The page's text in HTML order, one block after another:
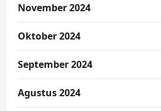
November 2024
Oktober 2024
September 2024
Agustus 2024